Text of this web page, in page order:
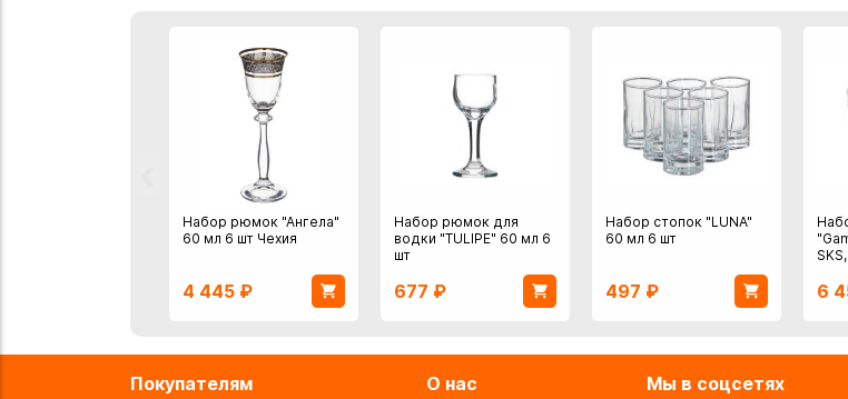
Набор рюмок "Ангела"
60 мл 6 шт Чехия
4 445 ₽
Набор рюмок для
водки "TULIPE" 60 мл 6
шт
677 ₽
Набор стопок "LUNA"
60 мл 6 шт
497 ₽ 6
Покупателям О нас Мы в соцсетях